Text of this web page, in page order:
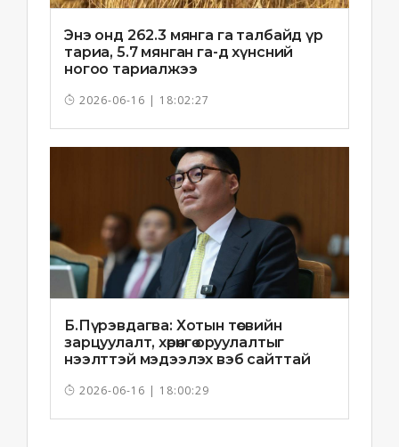
Энэ онд 262.3 мянга га талбайд үр
тариа, 5.7 мянган га-д хүнсний
ногоо тариалжээ
2026-06-16 | 18:02:27
Б.Пүрэвдагва: Хотын төсвийн
зарцуулалт, хөрөнгө оруулалтыг
нээлттэй мэдээлэх вэб сайттай
2026-06-16 | 18:00:29